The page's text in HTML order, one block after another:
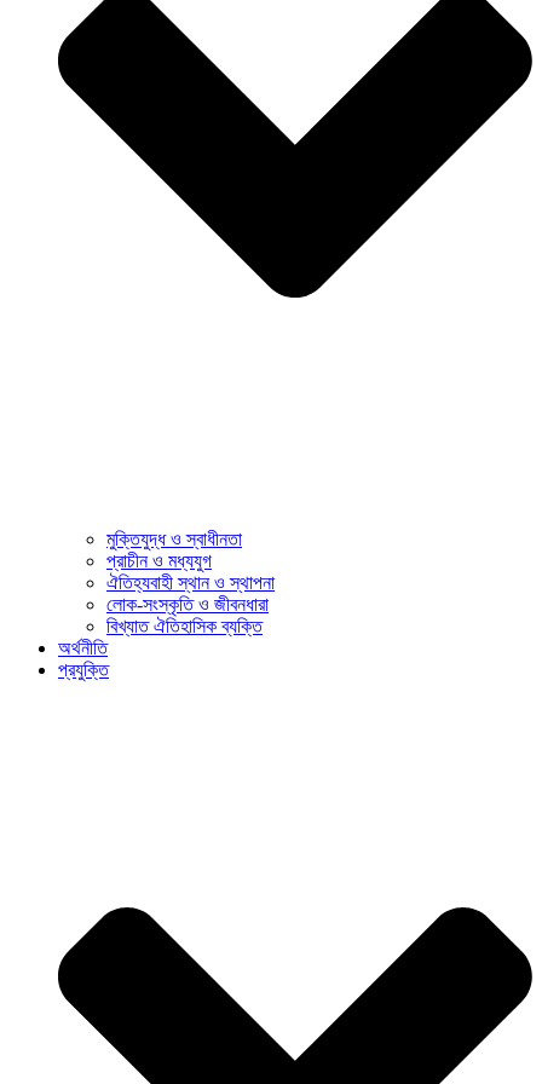
মুক্তিযুদ্ধ ও স্বাধীনতা
প্রাচীন ও মধ্যযুগ
ঐতিহ্যবাহী স্থান ও স্থাপনা
লোক-সংস্কৃতি ও জীবনধারা
বিখ্যাত ঐতিহাসিক ব্যক্তি
অর্থনীতি
প্রযুক্তি